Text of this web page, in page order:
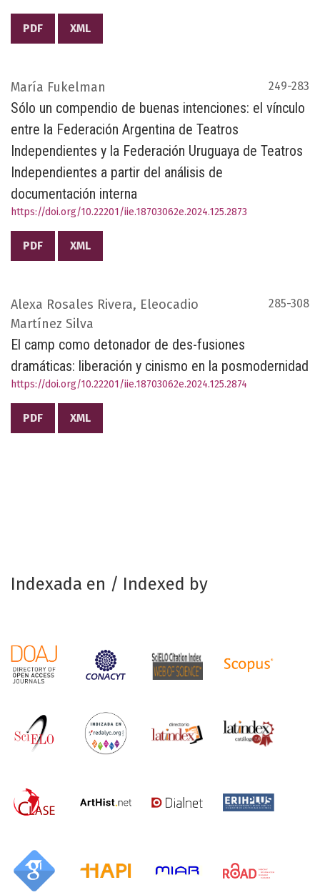
PDF XML
María Fukelman 249-283
Sólo un compendio de buenas intenciones: el vínculo
entre la Federación Argentina de Teatros
Independientes y la Federación Uruguaya de Teatros
Independientes a partir del análisis de
documentación interna
https://doi.org/10.22201/iie.18703062e.2024.125.2873
PDF XML
Alexa Rosales Rivera, Eleocadio
Martínez Silva
285-308
El camp como detonador de des-fusiones
dramáticas: liberación y cinismo en la posmodernidad
https://doi.org/10.22201/iie.18703062e.2024.125.2874
PDF XML
Indexada en / Indexed by